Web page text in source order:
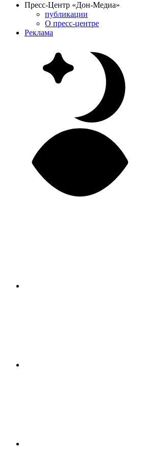
Пресс-Центр «Дон-Медиа»
публикации
О пресс-центре
Реклама